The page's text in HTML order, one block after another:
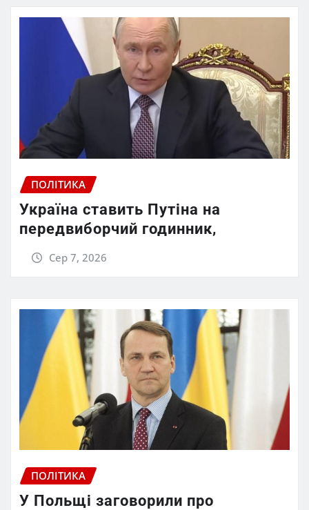
ПОЛІТИКА
Україна ставить Путіна на
передвиборчий годинник,
Сер 7, 2026
ПОЛІТИКА
У Польщі заговорили про